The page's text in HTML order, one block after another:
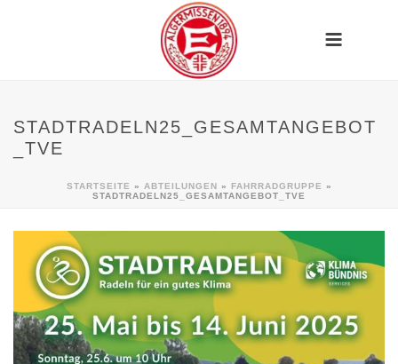
STADTRADELN25_GESAMTANGEBOT
_TVE
STARTSEITE » ABTEILUNGEN » FAHRRADGRUPPE »
STADTRADELN25_GESAMTANGEBOT_TVE